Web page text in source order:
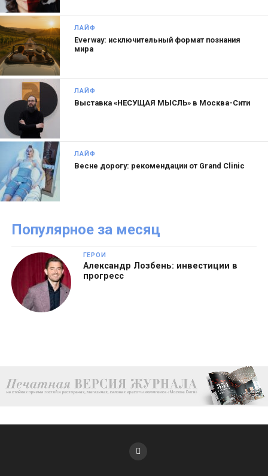
ЛАЙФ
Everway: исключительный формат познания
мира
ЛАЙФ
Выставка «НЕСУЩАЯ МЫСЛЬ» в Москва-Сити
ЛАЙФ
Весне дорогу: рекомендации от Grand Clinic
Популярное за месяц
ГЕРОИ
Александр Лозбень: инвестиции в
прогресс